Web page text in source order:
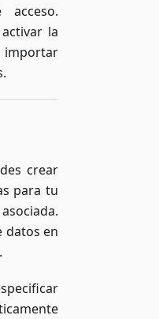
la
crear
para tu
datos en